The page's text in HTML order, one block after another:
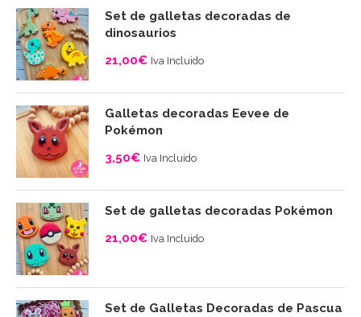
precios:
desde
4,00€
hasta
Set de galletas decoradas de
dinosaurios
21,00€ Iva Incluido
Galletas decoradas Eevee de
Pokémon
3,50€ Iva Incluido
Set de galletas decoradas Pokémon
21,00€ Iva Incluido
Set de Galletas Decoradas de Pascua